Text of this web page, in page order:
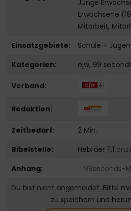
Junge
Erwachsene
Mitarbeit,
Einsatzgebiete:
Schule +
Kategorien:
ejw, 99
Verband:
Redaktion:
Zeitbedarf:
2 Min.
Bibelstelle:
Hebräer 11,1
Anhang:
99seconds-
Du bist nicht angemeldet. Bitte
zu speichern und